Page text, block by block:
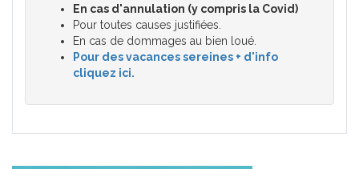
En cas d'annulation (y compris la Covid)
Pour toutes causes justifiées.
En cas de dommages au bien loué.
Pour des vacances sereines + d'info
cliquez ici.